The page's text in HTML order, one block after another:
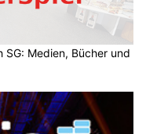
SG: Medien, Bücher und